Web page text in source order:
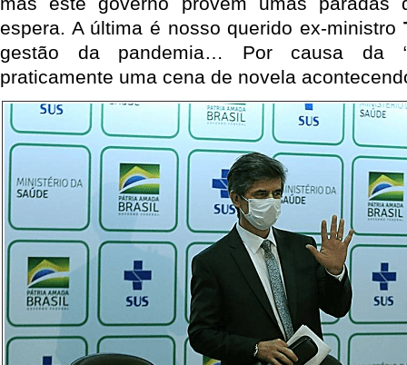
espera. A última é nosso querido ex-ministro
gestão da pandemia… Por causa da
praticamente uma cena de novela